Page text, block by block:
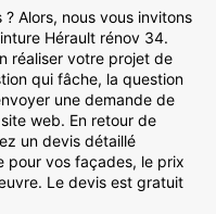
Alors, nous vous invitons
Hérault rénov 34.
réaliser votre projet de
qui fâche, la question
une demande de
web. En retour de
un devis détaillé
pour vos façades, le prix
Le devis est gratuit